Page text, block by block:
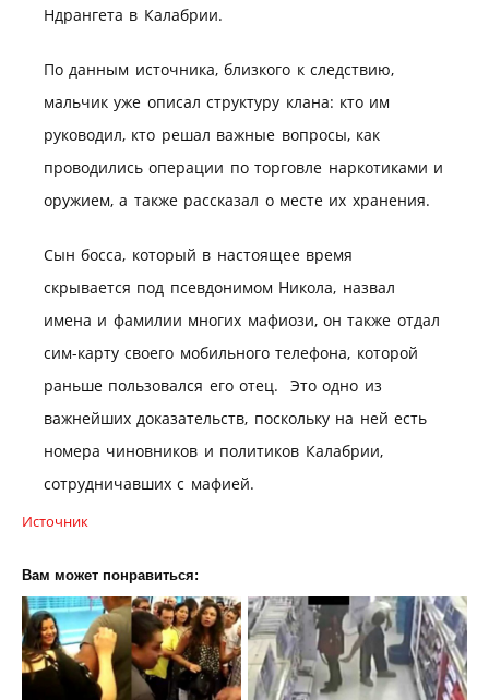
Ндрангета в Калабрии.
По данным источника, близкого к следствию,
мальчик уже описал структуру клана: кто им
руководил, кто решал важные вопросы, как
проводились операции по торговле наркотиками и
оружием, а также рассказал о месте их хранения.
Сын босса, который в настоящее время
скрывается под псевдонимом Никола, назвал
имена и фамилии многих мафиози, он также отдал
сим-карту своего мобильного телефона, которой
раньше пользовался его отец. Это одно из
важнейших доказательств, поскольку на ней есть
номера чиновников и политиков Калабрии,
сотрудничавших с мафией.
Источник
Вам может понравиться: